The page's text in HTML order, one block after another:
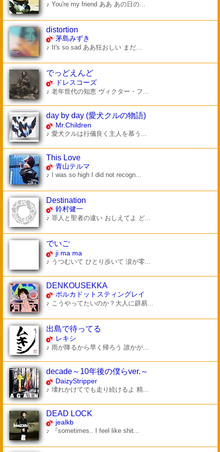
♪ You're my friend ああ あの日の...
distortion
茅島みずき
♪ It's so sad ああ狂おしい まだ...
でっどえんど
ドレスコーズ
♪ 老年世代の知恵 ヴィクター・フ...
day by day (愛犬クルの物語)
Mr.Children
♪ 愛犬クルは行儀良く主人を慕う...
This Love
青山テルマ
♪ I was so high I did not recogn...
Destination
鈴村健一
♪ 罪人と聖者の違い おしえてよ ど...
でいご
ji ma ma
♪ うつむいて ひとり歩いて 涙が零...
DENKOUSEKKA
ポルカドットスティングレイ
♪ こうやってたいのか？大人に辟易...
出島で待ってる
レキシ
♪ 雨が降るから早く帰ろう 誰かが...
decade～10年後の僕らver.～
DaizyStripper
♪ 壊れかけてでも走り続けるよ 精...
DEAD LOCK
jealkb
♪ 『sometimes.. I feel like shit...